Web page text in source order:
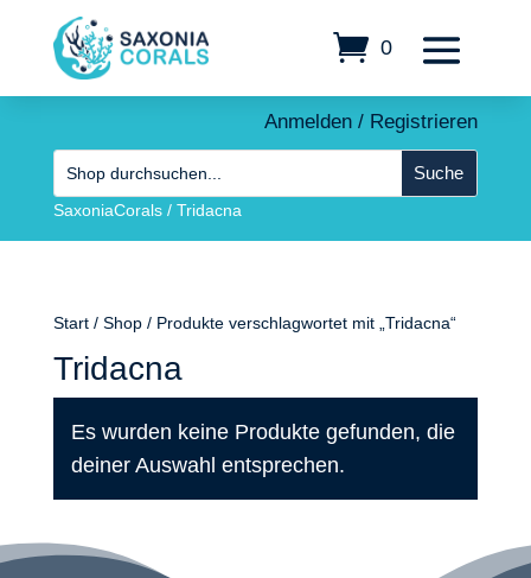
0
Anmelden / Registrieren
SaxoniaCorals/ Tridacna
Start/ Shop/ Produkte verschlagwortet mit „Tridacna“
Tridacna
Es wurden keine Produkte gefunden, die
deiner Auswahl entsprechen.